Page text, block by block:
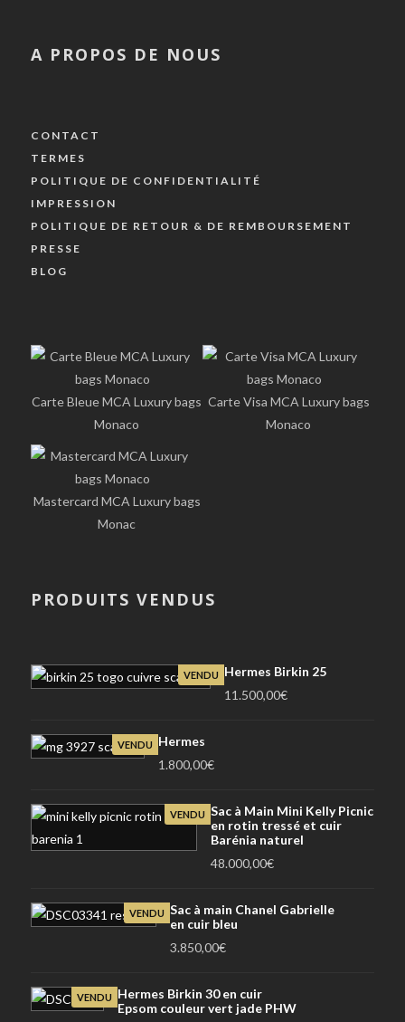
A PROPOS DE NOUS
CONTACT
TERMES
POLITIQUE DE CONFIDENTIALITÉ
IMPRESSION
POLITIQUE DE RETOUR & DE REMBOURSEMENT
PRESSE
BLOG
Carte Bleue MCA Luxury bags
Monaco
Carte Visa MCA Luxury bags
Monaco
Mastercard MCA Luxury bags
Monac
PRODUITS VENDUS
VENDU
Hermes Birkin 25
11.500,00€
VENDU
Hermes
1.800,00€
VENDU Sac à Main Mini Kelly Picnic
en rotin tressé et cuir
Barénia naturel
48.000,00€
VENDU Sac à main Chanel Gabrielle
en cuir bleu
3.850,00€
VENDU
Hermes Birkin 30 en cuir
Epsom couleur vert jade PHW